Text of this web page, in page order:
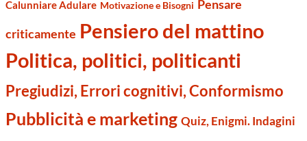
Calunniare Adulare Motivazione e Bisogni Pensare
criticamente Pensiero del mattino
Politica, politici, politicanti
Pregiudizi, Errori cognitivi, Conformismo
Pubblicità e marketing Quiz, Enigmi. Indagini